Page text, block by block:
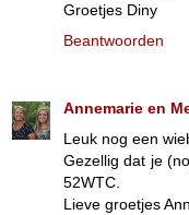
Groetjes Diny
Beantwoorden
Annemarie en
Leuk nog een
Gezellig dat je
52WTC.
Lieve groetjes